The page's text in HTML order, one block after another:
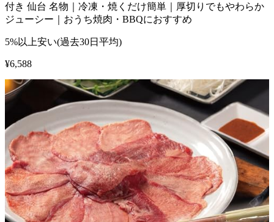
付き 仙台 名物｜冷凍・焼くだけ簡単｜厚切りでもやわらか
ジューシー｜おうち焼肉・BBQにおすすめ
5%以上安い(過去30日平均)
¥6,588